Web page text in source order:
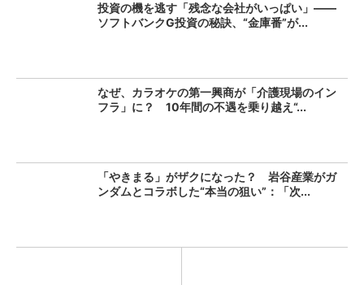
投資の機を逃す「残念な会社がいっぱい」――
ソフトバンクG投資の秘訣、“金庫番”が...
なぜ、カラオケの第一興商が「介護現場のイン
フラ」に？ 10年間の不遇を乗り越え“...
「やきまる」がザクになった？ 岩谷産業がガ
ンダムとコラボした“本当の狙い”：「次...